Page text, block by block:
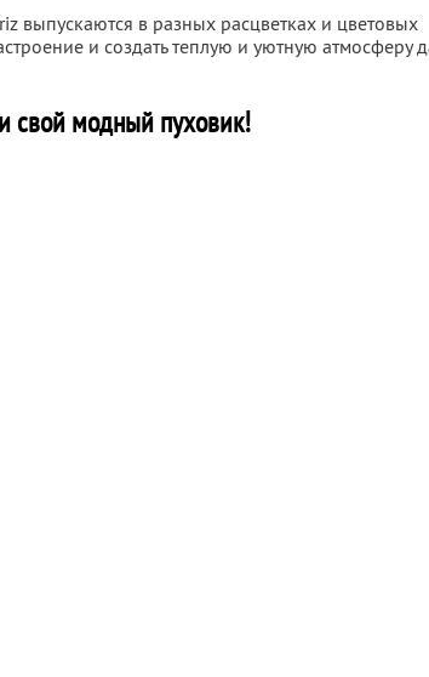
выпускаются в разных расцветках и цветовых
и создать теплую и уютную атмосферу
свой модный пуховик!